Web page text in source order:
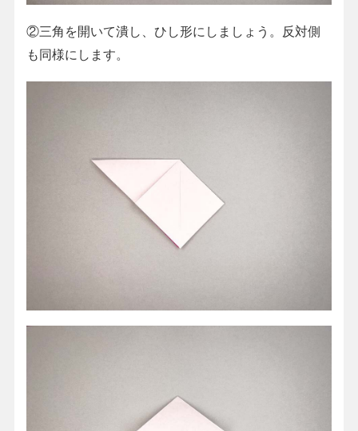
②三角を開いて潰し、ひし形にしましょう。反対側
も同様にします。